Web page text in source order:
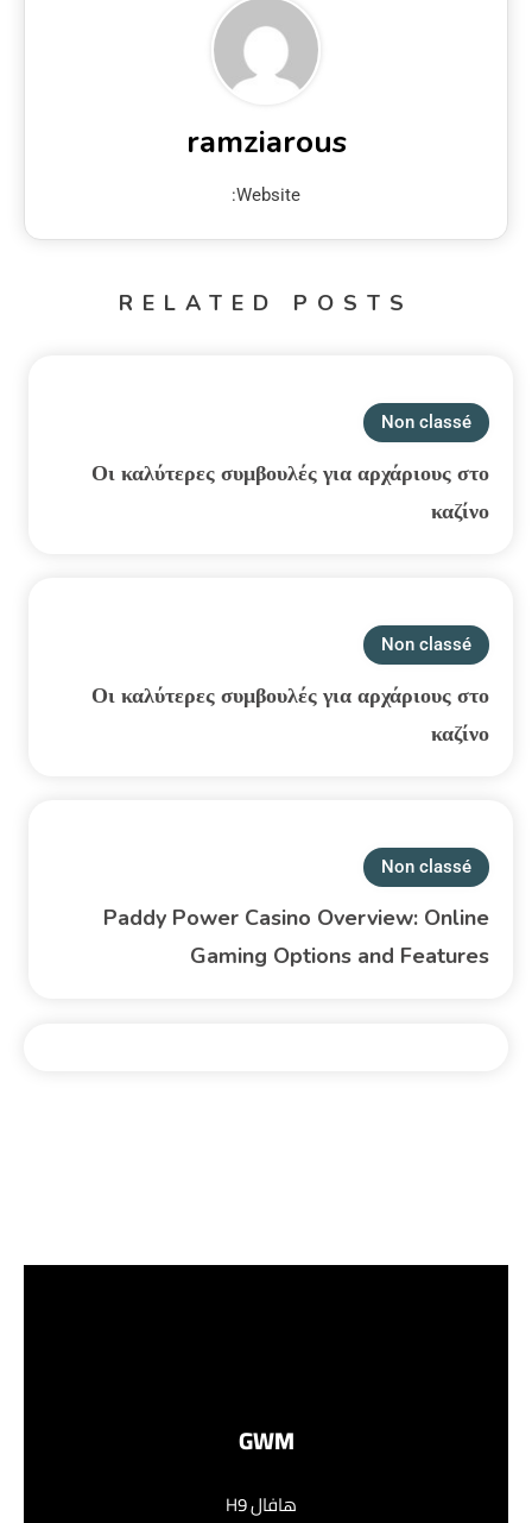
ramziarous
Website:
RELATED POSTS
Non classé
Οι καλύτερες συμβουλές για αρχάριους στο
καζίνο
Non classé
Οι καλύτερες συμβουλές για αρχάριους στο
καζίνο
Non classé
Paddy Power Casino Overview: Online
Gaming Options and Features
GWM
هافال H9